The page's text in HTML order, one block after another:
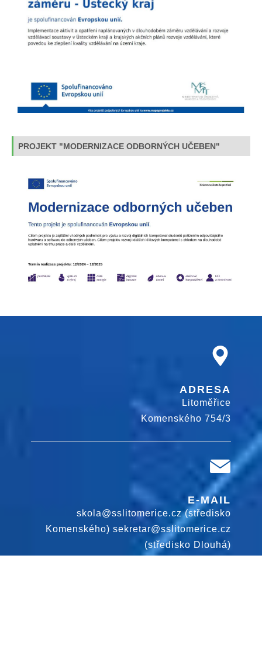
PROJEKT "MODERNIZACE ODBORNÝCH UČEBEN"
ADRESA
Litoměřice
Komenského 754/3
E-MAIL
skola@sslitomerice.cz (středisko
Komenského) sekretar@sslitomerice.cz
(středisko Dlouhá)